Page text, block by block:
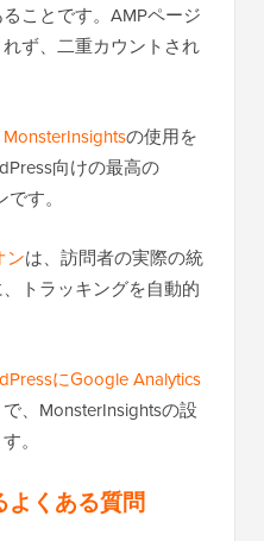
ことです。AMPページ
ず、二重カウントされ
MonsterInsightsの使用を
向けの最高の
す。
ンは、訪問者の実際の統
トラッキングを自動的
にGoogle Analytics
で、MonsterInsightsの設
。
よくある質問